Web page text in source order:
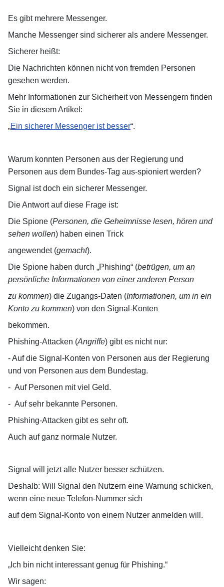
Es gibt mehrere Messenger.
Manche Messenger sind sicherer als andere Messenger.
Sicherer heißt:
Die Nachrichten können nicht von fremden Personen
gesehen werden.
Mehr Informationen zur Sicherheit von Messengern finden
Sie in diesem Artikel:
„Ein sicherer Messenger ist besser“.
Warum konnten Personen aus der Regierung und
Personen aus dem Bundes-Tag aus-spioniert werden?
Signal ist doch ein sicherer Messenger.
Die Antwort auf diese Frage ist:
Die Spione (Personen, die Geheimnisse lesen, hören und
sehen wollen) haben einen Trick
angewendet (gemacht).
Die Spione haben durch „Phishing“ (betrügen, um an
persönliche Informationen von einer anderen Person
zu kommen) die Zugangs-Daten (Informationen, um in ein
Konto zu kommen) von den Signal-Konten
bekommen.
Phishing-Attacken (Angriffe) gibt es nicht nur:
- Auf die Signal-Konten von Personen aus der Regierung
und von Personen aus dem Bundestag.
- Auf Personen mit viel Geld.
- Auf sehr bekannte Personen.
Phishing-Attacken gibt es sehr oft.
Auch auf ganz normale Nutzer.
Signal will jetzt alle Nutzer besser schützen.
Deshalb: Will Signal den Nutzern eine Warnung schicken,
wenn eine neue Telefon-Nummer sich
auf dem Signal-Konto von einem Nutzer anmelden will.
Vielleicht denken Sie:
„Ich bin nicht interessant genug für Phishing.“
Wir sagen: